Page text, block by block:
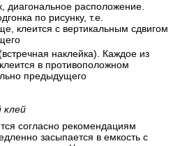
расположение.
по рисунку, т.е.
клеится с вертикальным сдвигом
наклейка). Каждое из
в противоположном
предыдущего
клей
согласно рекомендациям
засыпается в емкость с